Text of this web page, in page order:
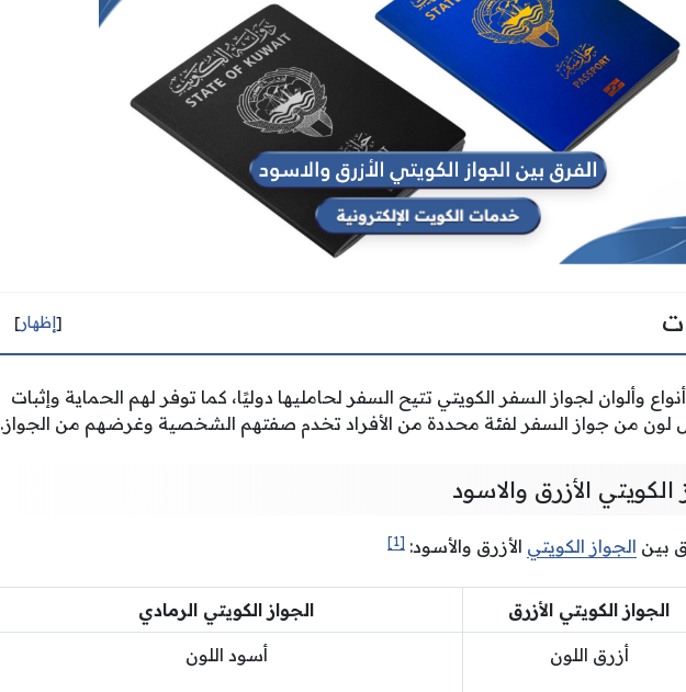
[إظهار]
وألوان لجواز السفر الكويتي تتيح السفر لحامليها دوليًا، كما توفر لهم الحماية وإثبات
من جواز السفر لفئة محددة من الأفراد تخدم صفتهم الشخصية وغرضهم من الجواز.
الأزرق والاسود
بين الجواز الكويتي الأزرق والأسود: [1]
الجواز الكويتي الأزرق الجواز الكويتي الرمادي
أزرق اللون أسود اللون